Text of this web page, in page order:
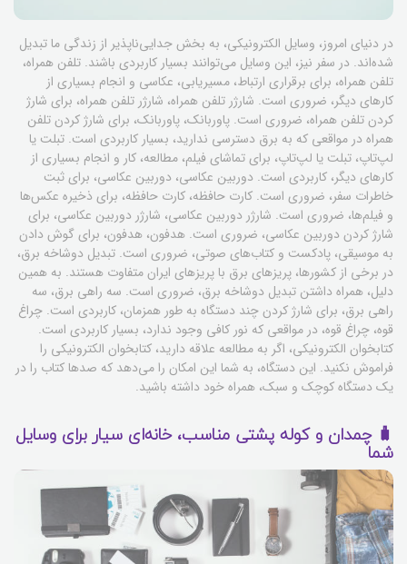
در دنیای امروز، وسایل الکترونیکی، به بخش جدایی‌ناپذیر از زندگی ما تبدیل
شده‌اند. در سفر نیز، این وسایل می‌توانند بسیار کاربردی باشند. تلفن همراه،
تلفن همراه، برای برقراری ارتباط، مسیریابی، عکاسی و انجام بسیاری از
کارهای دیگر، ضروری است. شارژر تلفن همراه، شارژر تلفن همراه، برای شارژ
کردن تلفن همراه، ضروری است. پاوربانک، پاوربانک، برای شارژ کردن تلفن
همراه در مواقعی که به برق دسترسی ندارید، بسیار کاربردی است. تبلت یا
لپ‌تاپ، تبلت یا لپ‌تاپ، برای تماشای فیلم، مطالعه، کار و انجام بسیاری از
کارهای دیگر، کاربردی است. دوربین عکاسی، دوربین عکاسی، برای ثبت
خاطرات سفر، ضروری است. کارت حافظه، کارت حافظه، برای ذخیره عکس‌ها
و فیلم‌ها، ضروری است. شارژر دوربین عکاسی، شارژر دوربین عکاسی، برای
شارژ کردن دوربین عکاسی، ضروری است. هدفون، هدفون، برای گوش دادن
به موسیقی، پادکست و کتاب‌های صوتی، ضروری است. تبدیل دوشاخه برق،
در برخی از کشورها، پریزهای برق با پریزهای ایران متفاوت هستند. به همین
دلیل، همراه داشتن تبدیل دوشاخه برق، ضروری است. سه راهی برق، سه
راهی برق، برای شارژ کردن چند دستگاه به طور همزمان، کاربردی است. چراغ
قوه، چراغ قوه، در مواقعی که نور کافی وجود ندارد، بسیار کاربردی است.
کتابخوان الکترونیکی، اگر به مطالعه علاقه دارید، کتابخوان الکترونیکی را
فراموش نکنید. این دستگاه، به شما این امکان را می‌دهد که صدها کتاب را در
یک دستگاه کوچک و سبک، همراه خود داشته باشید.
🧳 چمدان و کوله پشتی مناسب، خانه‌ای سیار برای وسایل
شما